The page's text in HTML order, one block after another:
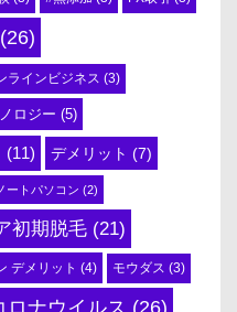
(26)
ラインビジネス (3)
ロジー (5)
(11) デメリット (7)
ートパソコン (2)
初期脱毛 (21)
デメリット (4) モウダス (3)
ロナウイルス (26)